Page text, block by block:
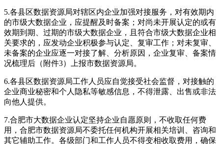
5.各县区数据资源局对辖区内企业加强对接服务，对有效期内
的市级大数据企业，应提醒及时备案；对尚未开展认定的或有
效期到期、过期的市级大数据企业，且符合市级大数据企业相
关要求的，应发动企业积极参与认定、复审工作；对未复审、
未备案的企业应逐一对接了解、分析原因，企业复审、备案情
况梳理后（附件3）上报市数据资源局。
6.各县区数据资源局工作人员应自觉接受社会监督，对接触的
企业商业秘密和个人隐私等敏感信息，不得泄露、出售或非法
向他人提供。
7.合肥市大数据企业认定坚持企业自愿原则，不收取任何费
用，合肥市数据资源局不委托任何机构开展相关培训、咨询和
其它辅助工作。各级部门和工作人员不得变相收取费用，确保